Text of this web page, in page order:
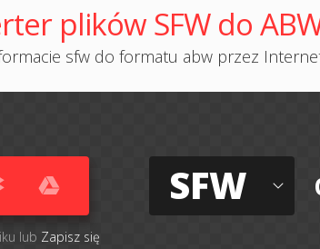
plików SFW do
sfw do formatu abw przez
lub Zapisz się
SFW